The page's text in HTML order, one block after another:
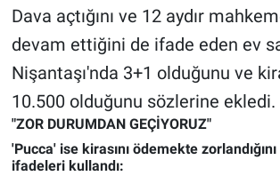
Dava açtığını ve 12 aydır
devam ettiğini de ifade eden ev
Nişantaşı'nda 3+1 olduğunu ve
10.500 olduğunu sözlerine ekledi.
"ZOR DURUMDAN GEÇİYORUZ"
'Pucca' ise kirasını ödemekte
ifadeleri kullandı:
Koronavirüs
Kültür Sanat
Ne demişti
Nedir